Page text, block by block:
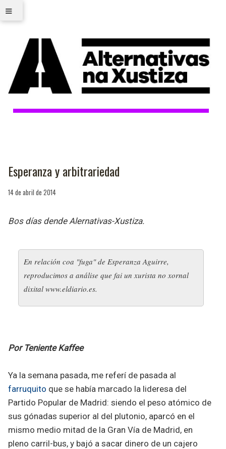
≡
Esperanza y arbitrariedad
14 de abril de 2014
Bos días dende Alernativas-Xustiza.
En relación coa "fuga" de Esperanza Aguirre,
reproducimos a análise que fai un xurista no xornal
dixital www.eldiario.es.
Por Teniente Kaffee
Ya la semana pasada, me referí de pasada al
farruquito que se había marcado la lideresa del
Partido Popular de Madrid: siendo el peso atómico de
sus gónadas superior al del plutonio, aparcó en el
mismo medio mitad de la Gran Vía de Madrid, en
pleno carril-bus, y bajó a sacar dinero de un cajero